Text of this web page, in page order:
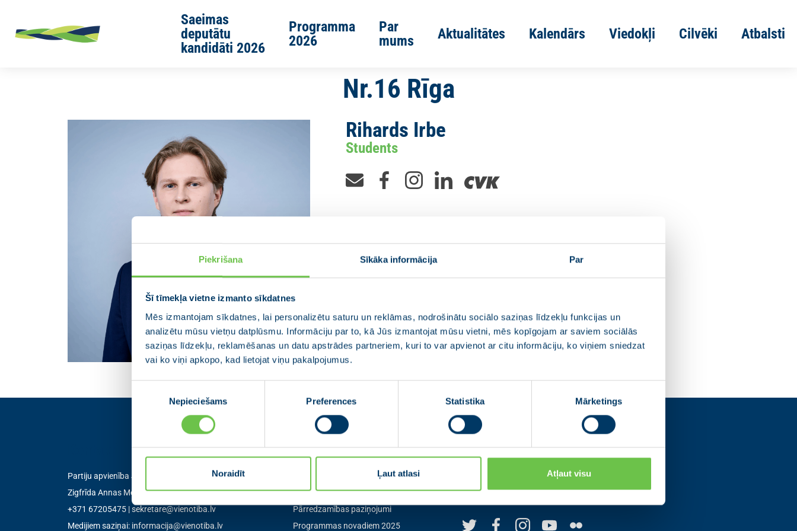
Piekrišana Sīkāka informācija Par
Šī tīmekļa vietne izmanto sīkdatnes
Mēs izmantojam sīkdatnes, lai personalizētu saturu un reklāmas, nodrošinātu sociālo saziņas līdzekļu funkcijas un
analizētu mūsu vietņu datplūsmu. Informāciju par to, kā Jūs izmantojat mūsu vietni, mēs kopīgojam ar saviem sociālās
saziņas līdzekļu, reklamēšanas un datu apstrādes partneriem, kuri to var apvienot ar citu informāciju, ko viņiem sniedzat
vai ko viņi apkopo, kad lietojat viņu pakalpojumus.
izvēle
Nepieciešams Preferences Statistika Mārketings
Noraidīt Ļaut atlasi Atļaut visu
Saeimas
deputātu
kandidāti 2026
Programma
2026
Par
mums
Aktualitātes Kalendārs Viedokļi Cilvēki Atbalsti
Nr.16 Rīga
Rihards Irbe
Students
Partiju apvienība Jaunā VIENOTĪBA
Zigfrīda Annas Meierovica bulvāris 12-3, Rīga, LV-1050
+371 67205475 |sekretare@vienotiba.lv
Medijiem saziņai: informacija@vienotiba.lv
Izvēlne
Jaunās Vienotības statūti
Pārredzamības paziņojumi
Programmas novadiem 2025
Seko mums
Seko mums sociālajos tīklos un uzzini
pirmais par aktuālajām norisēm.